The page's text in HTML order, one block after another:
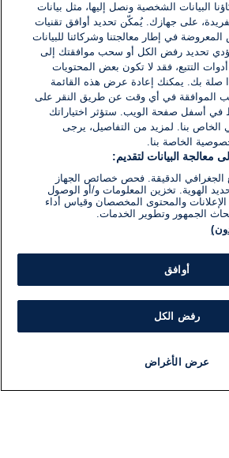
...
البيانات الشخصية ونصل إليها، مثل بيانات
على جهازك. يُمكّن تحديد أوافق تقنيات
في إطار معالجتنا وشركائنا للبيانات
تحديد رفض الكل أو سحب موافقتك إلى
التتبع، فقد لا تكون بعض المحتويات
ذا صلة بك. يمكنك إعادة عرض هذه القائمة
الموافقة في أي وقت عن طريق النقر على
في أسفل صفحة الويب. ستؤثر اختياراتك
الخاص بنا. لمزيد من التفاصيل، يرجى
الخاصة بنا.
معالجة البيانات لتقديم:
الجغرافي الدقيقة. فحص خصائص الجهاز
الهوية. تخزين المعلومات و/أو الوصول
الإعلانات والمحتوى المخصصان وقياس أداء
الجمهور وتطوير الخدمات.
أوافق
رفض الكل
عرض الأغراض